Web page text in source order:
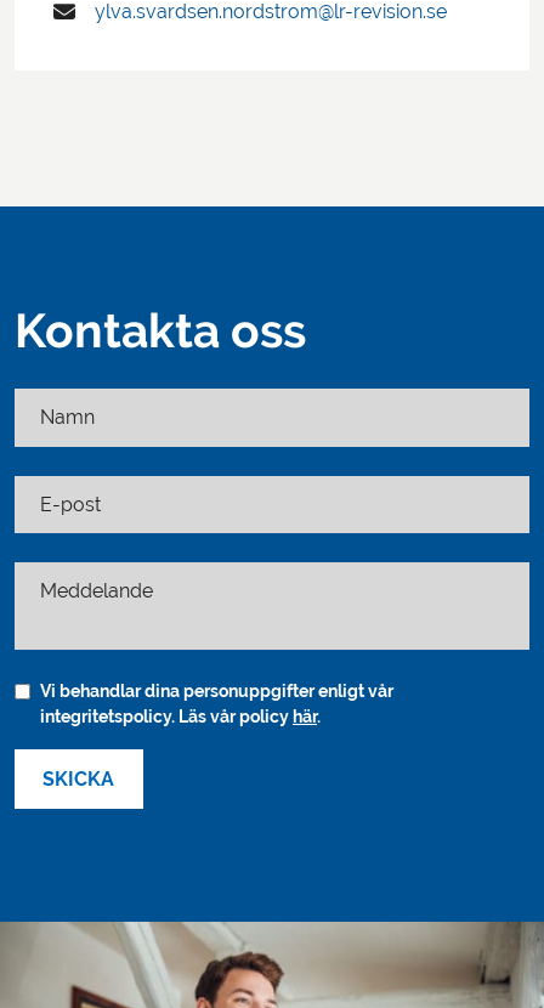
ylva.svardsen.nordstrom@lr-revision.se
Kontakta oss
Namn
E-post
Vi behandlar dina personuppgifter enligt vår
integritetspolicy. Läs vår policy här.